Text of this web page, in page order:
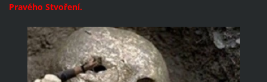
Pravého Stvoření.